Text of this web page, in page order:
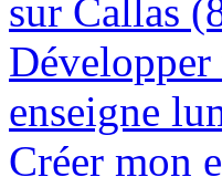
sur Callas
enseigne
Créer mon